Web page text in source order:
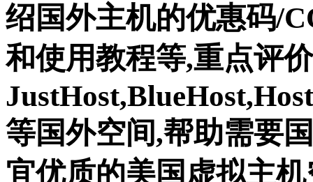
绍国外主机的优惠码/
和使用教程等,重点评价
等国外空间,帮助需要
宜优质的美国虚拟主